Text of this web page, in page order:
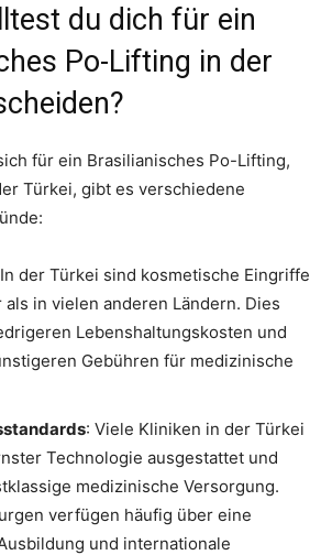
du dich für ein
Po-Lifting in der
für ein Brasilianisches Po-Lifting,
Türkei, gibt es verschiedene
der Türkei sind kosmetische Eingriffe
in vielen anderen Ländern. Dies
Lebenshaltungskosten und
Gebühren für medizinische
: Viele Kliniken in der Türkei
Technologie ausgestattet und
medizinische Versorgung.
verfügen häufig über eine
und internationale